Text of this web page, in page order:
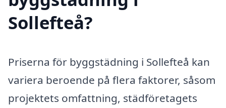
Sollefteå?
Priserna för byggstädning i Sollefteå kan
variera beroende på flera faktorer, såsom
projektets omfattning, städföretagets